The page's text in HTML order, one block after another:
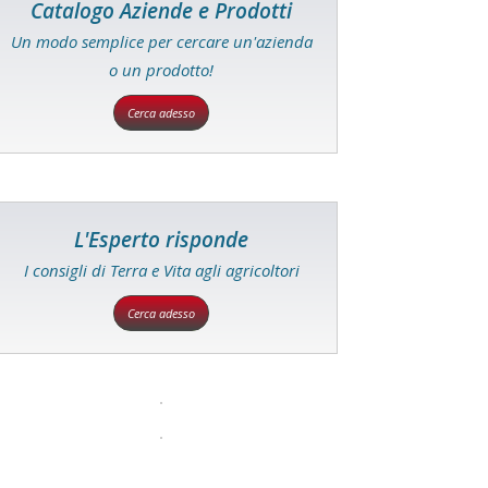
Catalogo Aziende e Prodotti
Un modo semplice per cercare un'azienda
o un prodotto!
Cerca adesso
L'Esperto risponde
I consigli di Terra e Vita agli agricoltori
Cerca adesso